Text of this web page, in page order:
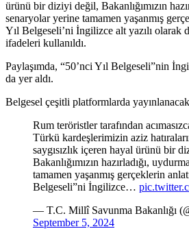
ürünü bir diziyi değil, Bakanlığımızın
senaryolar yerine tamamen yaşanmış
Yıl Belgeseli’ni İngilizce alt yazılı olarak
ifadeleri kullanıldı.
Paylaşımda, “50’nci Yıl Belgeseli”nin
da yer aldı.
Belgesel çeşitli platformlarda
Rum teröristler tarafından
Türkü kardeşlerimizin aziz
saygısızlık içeren hayal ürünü bir
Bakanlığımızın hazırladığı,
tamamen yaşanmış gerçeklerin
Belgeseli”ni İngilizce…
— T.C. Millî Savunma Bakanlığı
September 5, 2024